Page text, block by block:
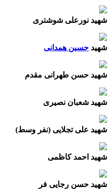
شهید نورعلی شوشتری
شهید حسین همدانی
شهید حسن طهرانی مقدم
شهید شعبان نصیری
شهید علی تجلایی (نفر وسط)
شهید احمد کاظمی
شهید حسن رجایی فر